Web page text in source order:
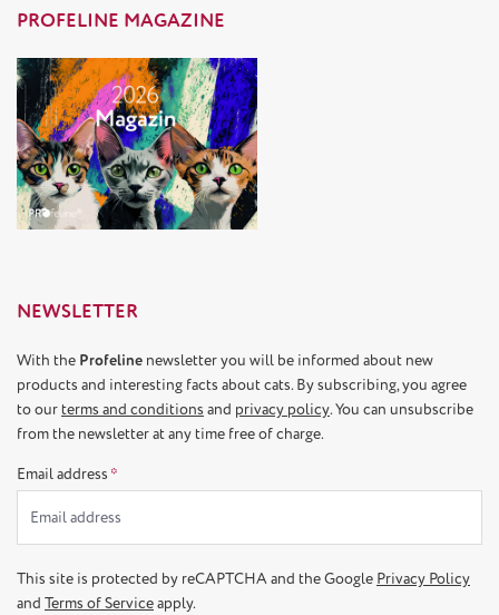
PROFELINE MAGAZINE
NEWSLETTER
With the Profeline newsletter you will be informed about new
products and interesting facts about cats. By subscribing, you agree
to ourterms and conditions and privacy policy. You can unsubscribe
from the newsletter at any time free of charge.
Email address *
This site is protected by reCAPTCHA and the Google Privacy Policy
and Terms of Serviceapply.